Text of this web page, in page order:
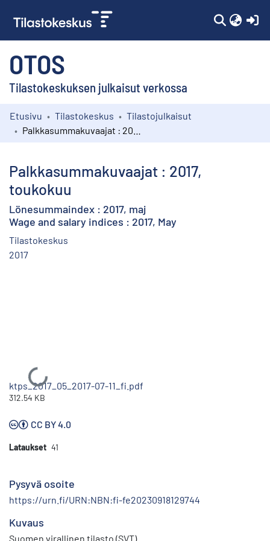
OTOS
Tilastokeskuksen julkaisut verkossa
Kokoelmat
Etusivu Tilastokeskus
Tilastojulkaisut
Palkkasummakuvaajat : 2017,
toukokuu
Lönesummaindex : 2017, maj
Wage and salary indices : 2017, May
Tilastokeskus
2017
Ladataan...
ktps_2017_05_2017-07-11_fi.pdf
312.54 KB
CC BY 4.0
Lataukset 41
Pysyvä osoite
https://urn.fi/URN:NBN:fi-fe20230918129744
Kuvaus
Suomen virallinen tilasto (SVT)